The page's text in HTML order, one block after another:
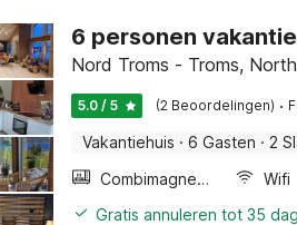
6 personen
Nord Troms - Troms,
5.0 / 5 (2 Beoordelingen) ·
Vakantiehuis · 6 Gasten · 2
Combimagnetron
Wifi
Gratis annuleren tot 35